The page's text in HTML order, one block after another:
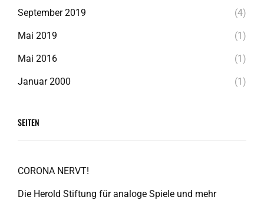
September 2019 (4)
Mai 2019 (1)
Mai 2016 (1)
Januar 2000 (1)
SEITEN
CORONA NERVT!
Die Herold Stiftung für analoge Spiele und mehr